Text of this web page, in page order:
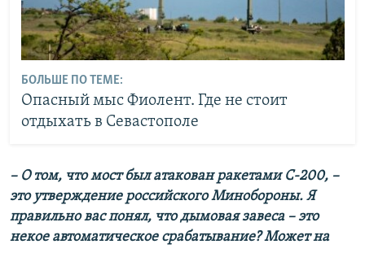
БОЛЬШЕ ПО ТЕМЕ:
Опасный мыс Фиолент. Где не стоит
отдыхать в Севастополе
– О том, что мост был атакован ракетами С-200, –
это утверждение российского Минобороны. Я
правильно вас понял, что дымовая завеса – это
некое автоматическое срабатывание? Может на